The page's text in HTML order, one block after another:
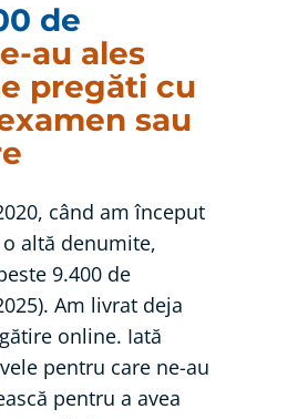
de
au ales
pregăti cu
sau
când am început
altă denumite,
9.400 de
Am livrat deja
online. Iată
pentru care ne-au
pentru a avea